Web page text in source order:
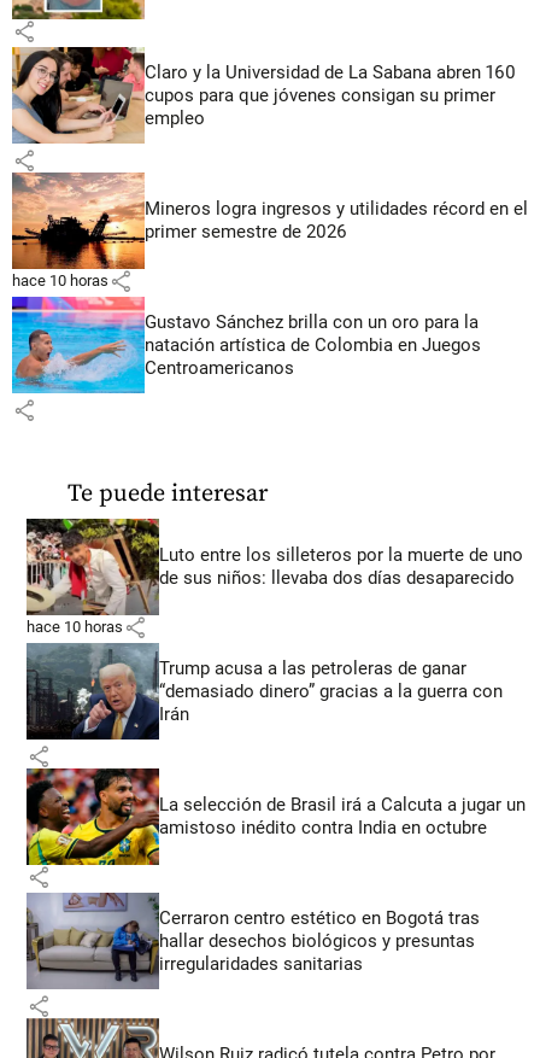
share
Claro y la Universidad de La Sabana abren 160
cupos para que jóvenes consigan su primer
empleo
share
Mineros logra ingresos y utilidades récord en el
primer semestre de 2026
hace 10 horas share
Gustavo Sánchez brilla con un oro para la
natación artística de Colombia en Juegos
Centroamericanos
share
Te puede interesar
Luto entre los silleteros por la muerte de uno
de sus niños: llevaba dos días desaparecido
hace 10 horas share
Trump acusa a las petroleras de ganar
“demasiado dinero” gracias a la guerra con
Irán
share
La selección de Brasil irá a Calcuta a jugar un
amistoso inédito contra India en octubre
share
Cerraron centro estético en Bogotá tras
hallar desechos biológicos y presuntas
irregularidades sanitarias
share